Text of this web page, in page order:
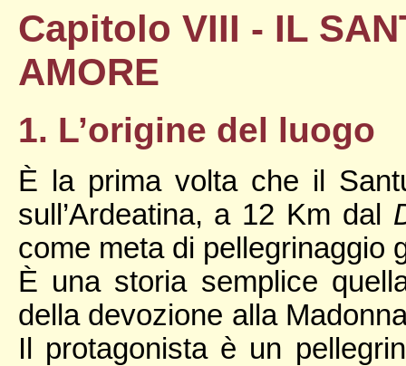
Capitolo VIII - IL
AMORE
1. L’origine del luogo
È la prima volta che il
sull’Ardeatina, a 12 Km dal
come meta di pellegrinaggio
È una storia semplice
della devozione alla
Il protagonista è un